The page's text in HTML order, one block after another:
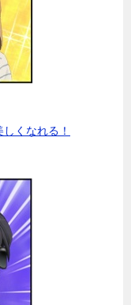
くなれる！